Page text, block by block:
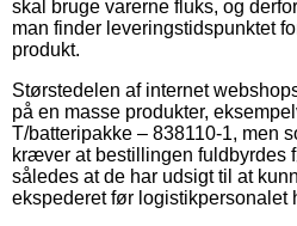
skal bruge varerne fluks, og
man finder leveringstidspunktet
produkt.
Størstedelen af internet
på en masse produkter,
T/batteripakke – 838110-1, men
kræver at bestillingen fuldbyrdes
således at de har udsigt til at
ekspederet før logistikpersonalet